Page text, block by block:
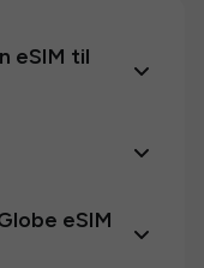
eSIM til
eSIM